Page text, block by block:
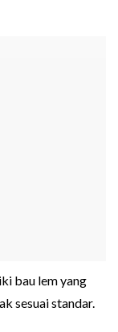
bau lem yang
sesuai standar.